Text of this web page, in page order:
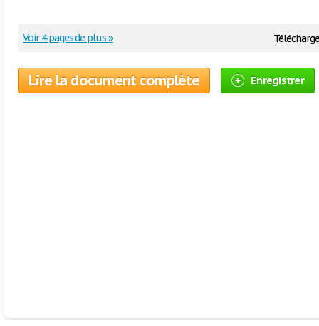
Voir 4 pages de plus »
Lire la document complète Enregistrer